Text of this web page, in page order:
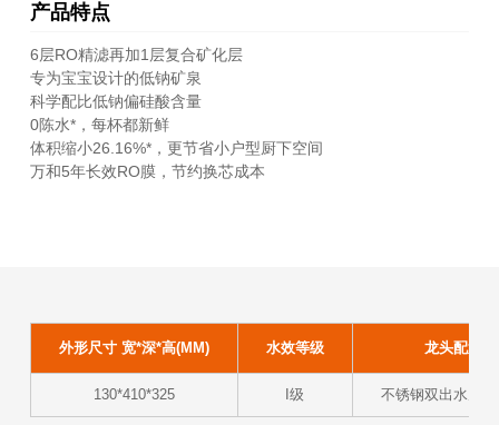
产品特点
6层RO精滤再加1层复合矿化层
专为宝宝设计的低钠矿泉
科学配比低钠偏硅酸含量
0陈水*，每杯都新鲜
体积缩小26.16%*，更节省小户型厨下空间
万和5年长效RO膜，节约换芯成本
外形尺寸 宽*深*高(MM) 水效等级 龙头配置
130*410*325 I级 不锈钢双出水屏